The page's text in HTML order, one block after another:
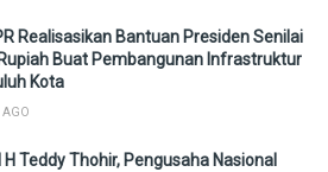
Realisasikan Bantuan Presiden Senilai
Buat Pembangunan Infrastruktur
Kota
H Teddy Thohir, Pengusaha Nasional